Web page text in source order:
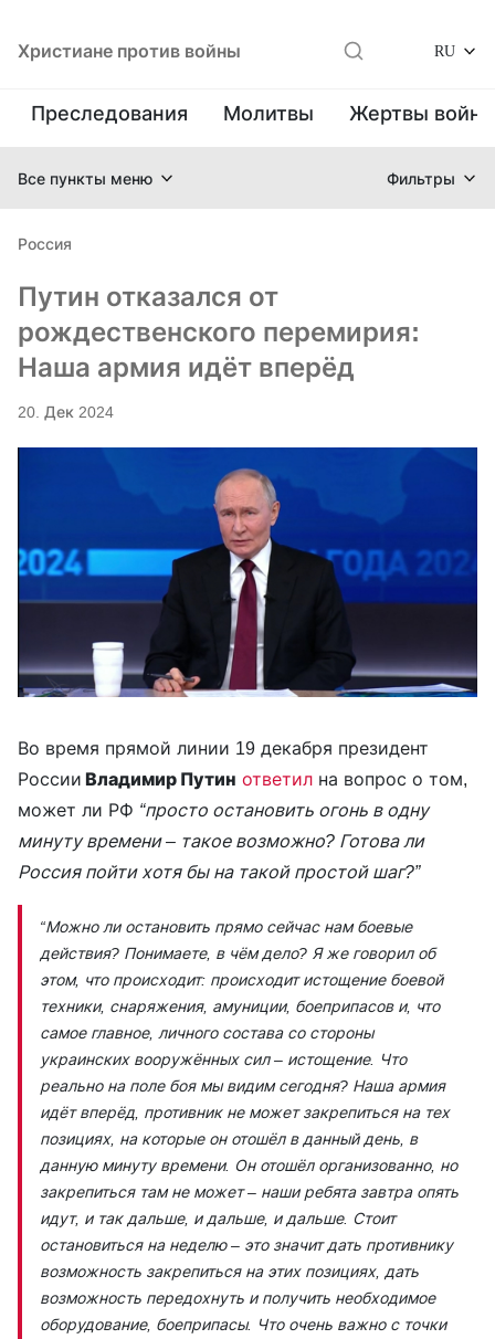
Христиане против войны RU
Преследования Молитвы Жертвы
Все пункты меню Фильтры
Россия
Путин отказался от
рождественского перемирия:
Наша армия идёт вперёд
20. Дек 2024
Во время прямой линии 19 декабря президент
России Владимир Путин ответил на вопрос о том,
может ли РФ “просто остановить огонь в одну
минуту времени – такое возможно? Готова ли
Россия пойти хотя бы на такой простой шаг?”
“Можно ли остановить прямо сейчас нам боевые
действия? Понимаете, в чём дело? Я же говорил об
этом, что происходит: происходит истощение боевой
техники, снаряжения, амуниции, боеприпасов и, что
самое главное, личного состава со стороны
украинских вооружённых сил – истощение. Что
реально на поле боя мы видим сегодня? Наша армия
идёт вперёд, противник не может закрепиться на тех
позициях, на которые он отошёл в данный день, в
данную минуту времени. Он отошёл организованно, но
закрепиться там не может – наши ребята завтра опять
идут, и так дальше, и дальше, и дальше. Стоит
остановиться на неделю – это значит дать противнику
возможность закрепиться на этих позициях, дать
возможность передохнуть и получить необходимое
оборудование, боеприпасы. Что очень важно с точки